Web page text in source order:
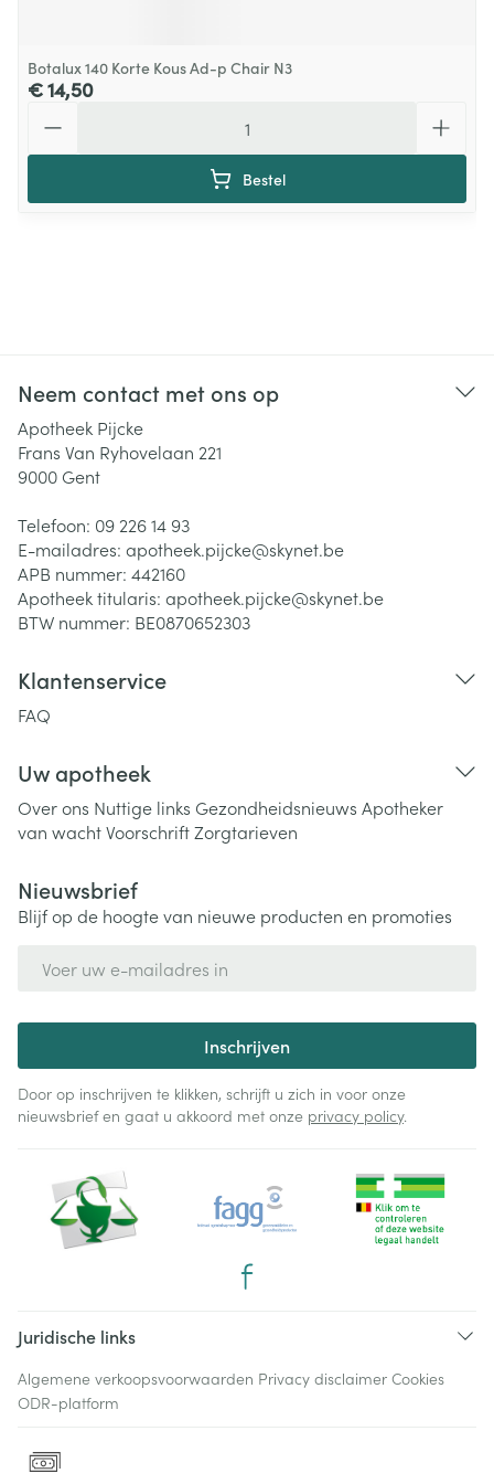
Botalux 140 Korte Kous Ad-p Chair N3
€ 14,50
Bestel
Neem contact met ons op
Apotheek Pijcke
Frans Van Ryhovelaan 221
9000 Gent
Telefoon: 09 226 14 93
E-mailadres: apotheek.pijcke@skynet.be
APB nummer: 442160
Apotheek titularis: apotheek.pijcke@skynet.be
BTW nummer: BE0870652303
Klantenservice
FAQ
Uw apotheek
Over ons Nuttige links Gezondheidsnieuws Apotheker
van wachtVoorschriftZorgtarieven
Nieuwsbrief
Blijf op de hoogte van nieuwe producten en promoties
Inschrijven
Door op inschrijven te klikken, schrijft u zich in voor onze
nieuwsbrief en gaat u akkoord met onze privacy policy.
Juridische links
Algemene verkoopsvoorwaarden Privacy disclaimer Cookies
ODR-platform